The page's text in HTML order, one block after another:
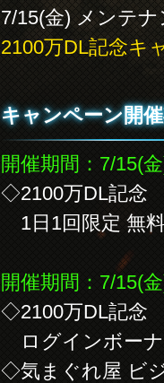
7/15(金) メンテ
2100万DL記念キ
キャンペーン開
開催期間：7/15(
◇2100万DL記念
1日1回限定 無
開催期間：7/15(
◇2100万DL記念
ログインボー
◇気まぐれ屋 ビ